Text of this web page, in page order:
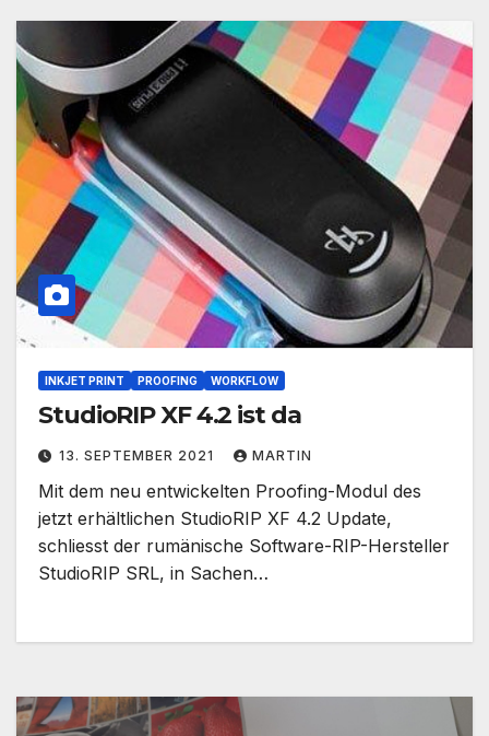
INKJET PRINT PROOFING WORKFLOW
StudioRIP XF 4.2 ist da
13. SEPTEMBER 2021 MARTIN
Mit dem neu entwickelten Proofing-Modul des
jetzt erhältlichen StudioRIP XF 4.2 Update,
schliesst der rumänische Software-RIP-Hersteller
StudioRIP SRL, in Sachen…